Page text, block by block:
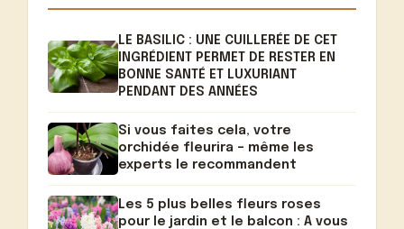
LE BASILIC : UNE CUILLERÉE DE CET
INGRÉDIENT PERMET DE RESTER EN
BONNE SANTÉ ET LUXURIANT
PENDANT DES ANNÉES
Si vous faites cela, votre
orchidée fleurira – même les
experts le recommandent
Les 5 plus belles fleurs roses
pour le jardin et le balcon : A vous